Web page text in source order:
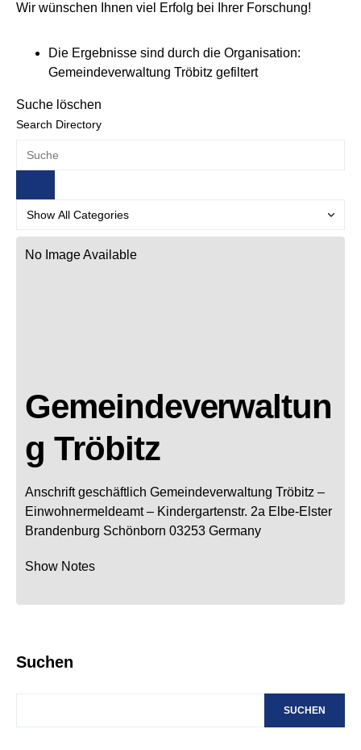
Wir wünschen Ihnen viel Erfolg bei Ihrer Forschung!
Die Ergebnisse sind durch die Organisation:
Gemeindeverwaltung Tröbitz gefiltert
Suche löschen
Search Directory
No Image Available
Gemeindeverwaltun
g Tröbitz
Anschrift geschäftlich Gemeindeverwaltung Tröbitz –
Einwohnermeldeamt – Kindergartenstr. 2a Elbe-Elster
Brandenburg Schönborn 03253 Germany
Show Notes
Suchen
SUCHEN